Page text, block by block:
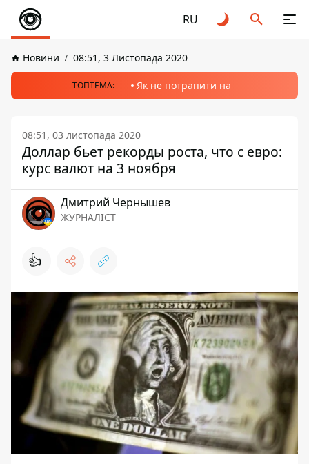
RU
Новини 08:51, 3 Листопада 2020
ТОПТЕМА: Як не потрапити на
08:51, 03 листопада 2020
Доллар бьет рекорды роста, что с евро:
курс валют на 3 ноября
Дмитрий Чернышев
ЖУРНАЛІСТ
👍